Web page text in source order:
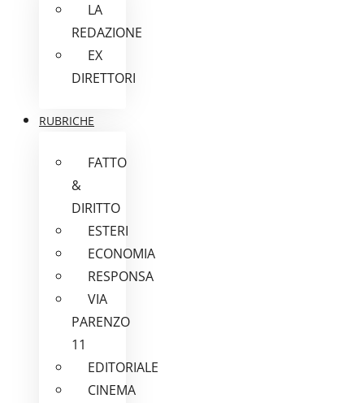
LA
REDAZIONE
EX
DIRETTORI
RUBRICHE
FATTO
&
DIRITTO
ESTERI
ECONOMIA
RESPONSA
VIA
PARENZO
11
EDITORIALE
CINEMA